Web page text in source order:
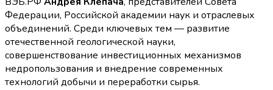
Федерации, Российской академии наук и отраслевых
объединений. Среди ключевых тем — развитие
отечественной геологической науки,
совершенствование инвестиционных механизмов
недропользования и внедрение современных
технологий добычи и переработки сырья.